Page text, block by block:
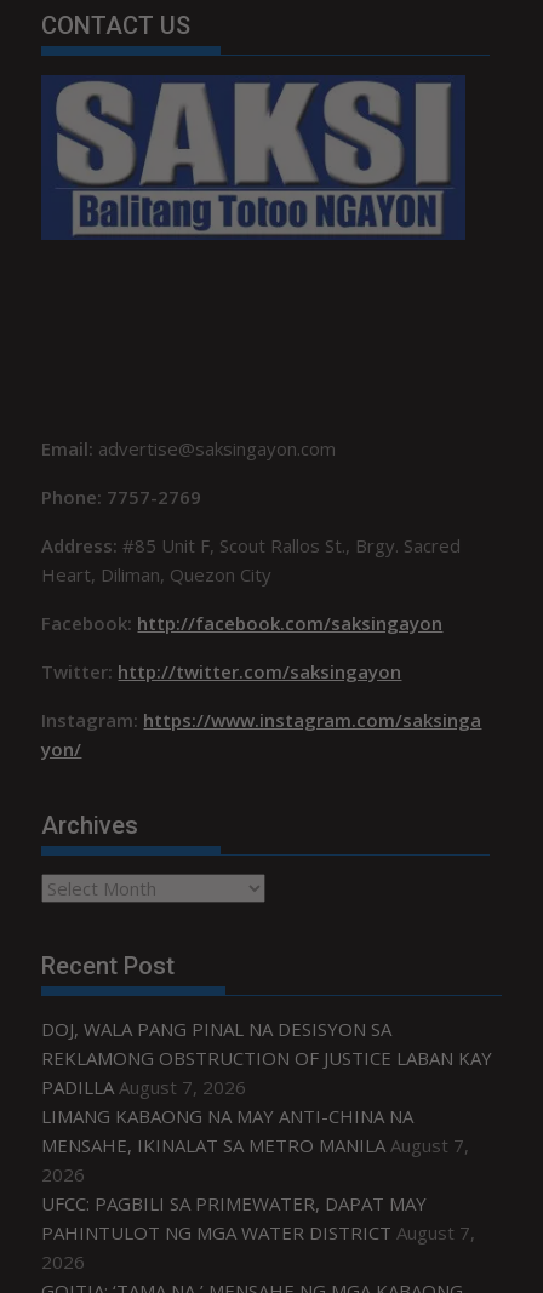
CONTACT US
Email: advertise@saksingayon.com
Phone: 7757-2769
Address:#85 Unit F, Scout Rallos St., Brgy. Sacred
Heart, Diliman, Quezon City
Facebook: http://facebook.com/saksingayon
Twitter: http://twitter.com/saksingayon
Instagram: https://www.instagram.com/saksinga
yon/
Archives
Archives
Recent Post
DOJ, WALA PANG PINAL NA DESISYON SA
REKLAMONG OBSTRUCTION OF JUSTICE LABAN KAY
PADILLA August 7, 2026
LIMANG KABAONG NA MAY ANTI-CHINA NA
MENSAHE, IKINALAT SA METRO MANILA August 7,
2026
UFCC: PAGBILI SA PRIMEWATER, DAPAT MAY
PAHINTULOT NG MGA WATER DISTRICT August 7,
2026